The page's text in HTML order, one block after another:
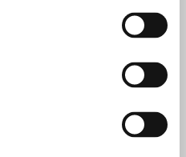
in a time of war?
like a child? Could we
of their own? Is
este unul dintre „cei trei